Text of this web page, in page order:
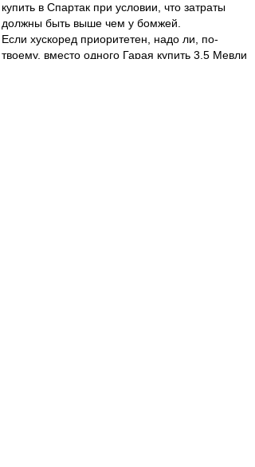
купить в Спартак при условии, что затраты
должны быть выше чем у бомжей.
Если хускоред приоритетен, надо ли, по-
твоему, вместо одного Гарая купить 3,5 Мевли